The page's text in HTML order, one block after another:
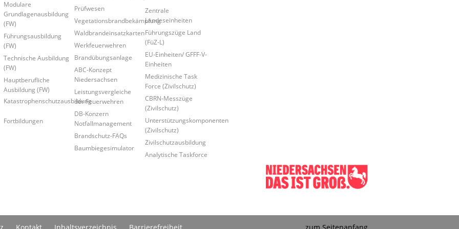
Modulare
Grundlagenausbildung
(FW)
Führungsausbildung
(FW)
Technische Ausbildung
(FW)
Hauptberufliche
Ausbildung (FW)
Katastrophenschutzausbildung
Fortbildungen
Prüfwesen
Vegetationsbrandbekämpfung
Waldbrandeinsatzkarten
Werkfeuerwehren
Brandübungsanlage
ABC-Konzept
Niedersachsen
Leistungsvergleiche
der Feuerwehren
DB-Konzern
Notfallmanagement
Brandschutz-FAQs
Baumbiegesimulator
Zentrale
Landeseinheiten
Führungszüge Land
(FüZ-L)
EU-Einheiten/ GFFF-V-
Einheiten
Medizinische Task
Force (Zivilschutz)
CBRN-Messzüge
(Zivilschutz)
Unterstützungskomponenten
(Zivilschutz)
Zivilschutzausbildung
Analytische Taskforce